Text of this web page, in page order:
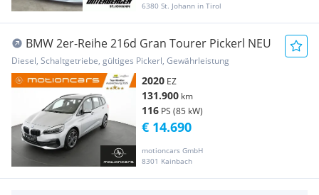
6380 St. Johann in Tirol
BMW 2er-Reihe 216d Gran Tourer Pickerl NEU
Diesel, Schaltgetriebe, gültiges Pickerl, Gewährleistung
2020 EZ
131.900 km
116 PS (85 kW)
motioncars GmbH
8301 Kainbach
€ 14.690